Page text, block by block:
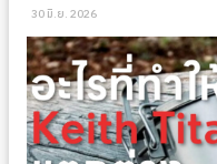
30 มิ.ย. 2026